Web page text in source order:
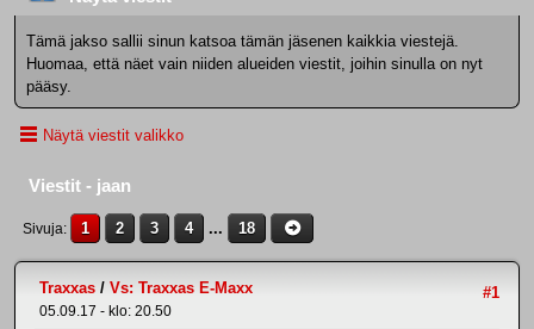
Tämä jakso sallii sinun katsoa tämän jäsenen kaikkia viestejä.
Huomaa, että näet vain niiden alueiden viestit, joihin sinulla on nyt
pääsy.
Näytä viestit valikko
Viestit - jaan
Sivuja 1 2 3 4 ... 18
#1
Traxxas / Vs: Traxxas E-Maxx
05.09.17 - klo: 20.50